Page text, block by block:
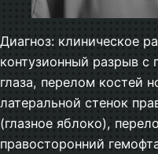
Диагноз: клиническое
контузионный разрыв с
глаза, перелом костей
латеральной стенок
(глазное яблоко),
правосторонний